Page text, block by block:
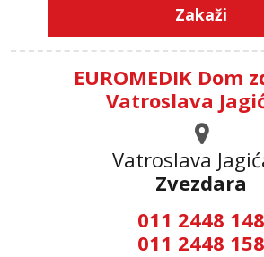
Zakaži
EUROMEDIK Dom
Vatroslava
Vatroslava
Zvezdara
011 2448 148
011 2448 158